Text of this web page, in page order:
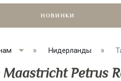
НОВИНКИ
Нидерланды
Petrus